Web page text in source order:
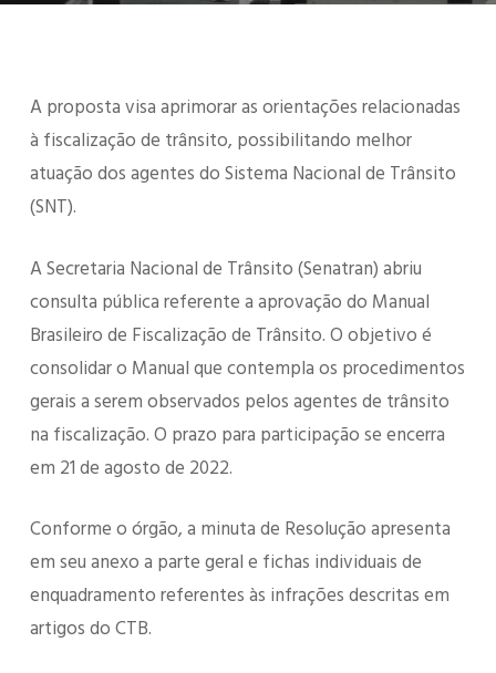
A proposta visa aprimorar as orientações relacionadas
à fiscalização de trânsito, possibilitando melhor
atuação dos agentes do Sistema Nacional de Trânsito
(SNT).
A Secretaria Nacional de Trânsito (Senatran) abriu
consulta pública referente a aprovação do Manual
Brasileiro de Fiscalização de Trânsito. O objetivo é
consolidar o Manual que contempla os procedimentos
gerais a serem observados pelos agentes de trânsito
na fiscalização. O prazo para participação se encerra
em 21 de agosto de 2022.
Conforme o órgão, a minuta de Resolução apresenta
em seu anexo a parte geral e fichas individuais de
enquadramento referentes às infrações descritas em
artigos do CTB.